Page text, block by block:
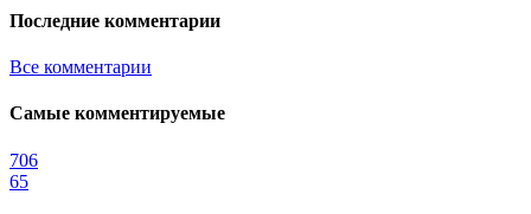
Последние комментарии
Все комментарии
Самые комментируемые
706
65